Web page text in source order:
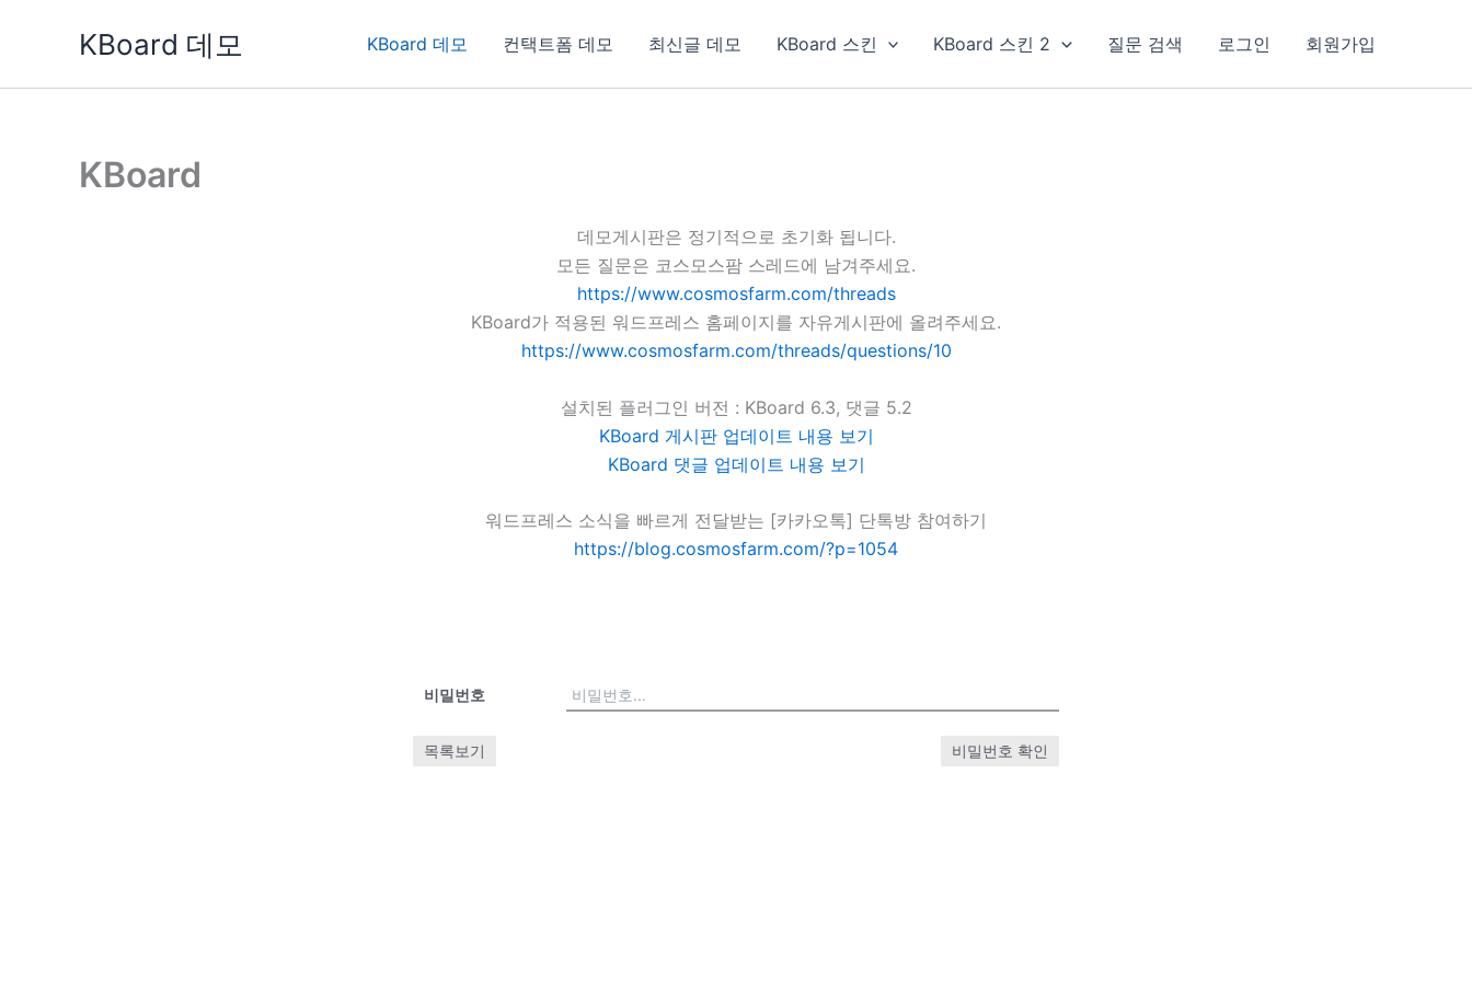
KBoard 데모 KBoard 데모 컨택트폼 데모 최신글 데모 KBoard 스킨 KBoard 스킨 2 질문 검색 로그인 회원가입
KBoard
데모게시판은 정기적으로 초기화 됩니다.
모든 질문은 코스모스팜 스레드에 남겨주세요.
https://www.cosmosfarm.com/threads
KBoard가 적용된 워드프레스 홈페이지를 자유게시판에 올려주세요.
https://www.cosmosfarm.com/threads/questions/10
설치된 플러그인 버전 : KBoard 6.3, 댓글 5.2
KBoard 게시판 업데이트 내용 보기
KBoard 댓글 업데이트 내용 보기
워드프레스 소식을 빠르게 전달받는 [카카오톡] 단톡방 참여하기
https://blog.cosmosfarm.com/?p=1054
비밀번호
목록보기 비밀번호 확인